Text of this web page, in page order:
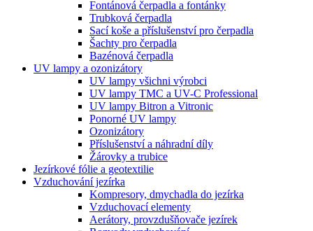
Fontánová čerpadla a fontánky
Trubková čerpadla
Sací koše a příslušenství pro čerpadla
Šachty pro čerpadla
Bazénová čerpadla
UV lampy a ozonizátory
UV lampy všichni výrobci
UV lampy TMC a UV-C Professional
UV lampy Bitron a Vitronic
Ponorné UV lampy
Ozonizátory
Příslušenství a náhradní díly
Žárovky a trubice
Jezírkové fólie a geotextilie
Vzduchování jezírka
Kompresory, dmychadla do jezírka
Vzduchovací elementy
Aerátory, provzdušňovače jezírek